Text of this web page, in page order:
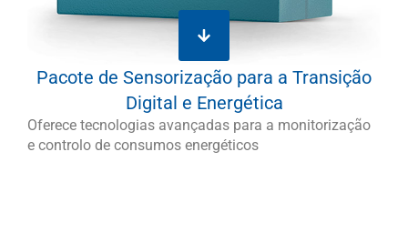
Pacote de Sensorização para a Transição
Digital e Energética
Oferece tecnologias avançadas para a monitorização
e controlo de consumos energéticos